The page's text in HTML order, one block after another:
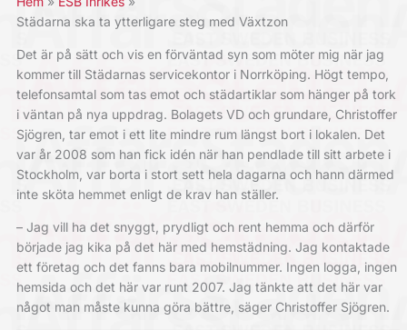
Städarna ska ta ytterligare steg med Växtzon
Det är på sätt och vis en förväntad syn som möter mig när jag
kommer till Städarnas servicekontor i Norrköping. Högt tempo,
telefonsamtal som tas emot och städartiklar som hänger på tork
i väntan på nya uppdrag. Bolagets VD och grundare, Christoffer
Sjögren, tar emot i ett lite mindre rum längst bort i lokalen. Det
var år 2008 som han fick idén när han pendlade till sitt arbete i
Stockholm, var borta i stort sett hela dagarna och hann därmed
inte sköta hemmet enligt de krav han ställer.
– Jag vill ha det snyggt, prydligt och rent hemma och därför
började jag kika på det här med hemstädning. Jag kontaktade
ett företag och det fanns bara mobilnummer. Ingen logga, ingen
hemsida och det här var runt 2007. Jag tänkte att det här var
något man måste kunna göra bättre, säger Christoffer Sjögren.